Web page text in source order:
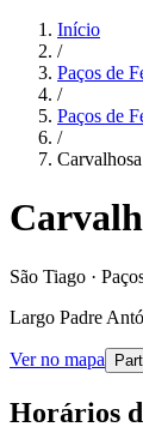
Início
/
Paços de
/
Paços de
/
Carvalhosa
São Tiago ·
Largo Padre
Ver no mapa
Horários